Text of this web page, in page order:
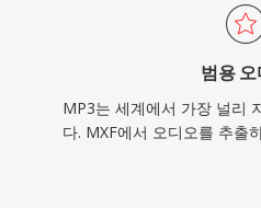
범용
MP3는 세계에서 가장 널리
다. MXF에서 오디오를 추출